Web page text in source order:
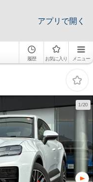
アプリで開く
履歴 お気に入り メニュー
1/20